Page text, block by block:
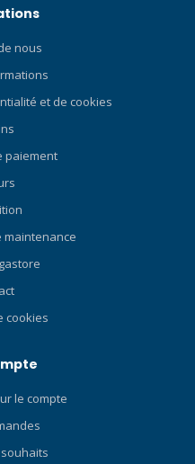
nous
et de cookies
paiement
maintenance
cookies
le compte